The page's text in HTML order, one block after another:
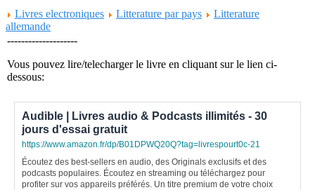
Livres electroniques
Litterature par pays
Litterature
allemande
--------------------
Vous pouvez lire/telecharger le livre en cliquant sur le lien ci-
dessous:
Audible | Livres audio & Podcasts illimités - 30
jours d'essai gratuit
https://www.amazon.fr/dp/B01DPWQ20Q?tag=livrespourt0c-21
Écoutez des best-sellers en audio, des Originals exclusifs et des
podcasts populaires. Écoutez en streaming ou téléchargez pour
profiter sur vos appareils préférés. Un titre premium de votre choix